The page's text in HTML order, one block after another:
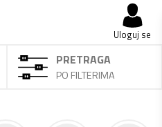
Uloguj se
PRETRAGA
PO FILTERIMA